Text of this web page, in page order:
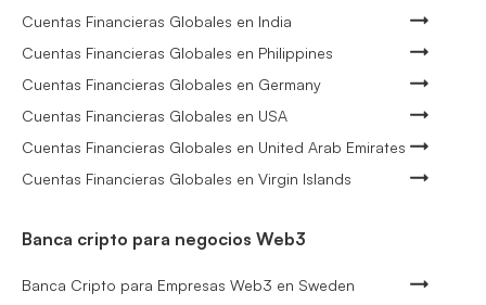
Cuentas Financieras Globales en India
Cuentas Financieras Globales en Philippines
Cuentas Financieras Globales en Germany
Cuentas Financieras Globales en USA
Cuentas Financieras Globales en United Arab Emirates
Cuentas Financieras Globales en Virgin Islands
Banca cripto para negocios Web3
Banca Cripto para Empresas Web3 en Sweden